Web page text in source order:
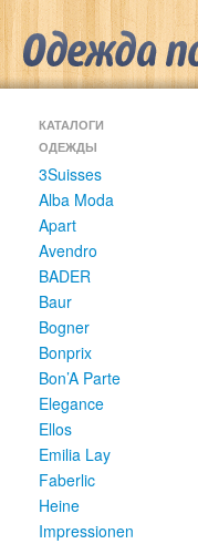
КАТАЛОГИ
ОДЕЖДЫ
3Suisses
Alba Moda
Apart
Avendro
BADER
Baur
Bogner
Bonprix
Bon’A Parte
Elegance
Ellos
Emilia Lay
Faberlic
Heine
Impressionen